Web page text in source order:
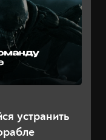
устранить